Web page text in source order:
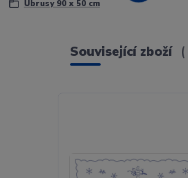
Ubrusy 90 x 50 cm
Související zboží